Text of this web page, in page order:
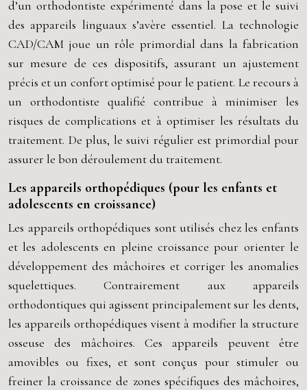
d’un orthodontiste expérimenté dans la pose et le suivi
des appareils linguaux s’avère essentiel. La technologie
CAD/CAM joue un rôle primordial dans la fabrication
sur mesure de ces dispositifs, assurant un ajustement
précis et un confort optimisé pour le patient. Le recours à
un orthodontiste qualifié contribue à minimiser les
risques de complications et à optimiser les résultats du
traitement. De plus, le suivi régulier est primordial pour
assurer le bon déroulement du traitement.
Les appareils orthopédiques (pour les enfants et
adolescents en croissance)
Les appareils orthopédiques sont utilisés chez les enfants
et les adolescents en pleine croissance pour orienter le
développement des mâchoires et corriger les anomalies
squelettiques. Contrairement aux appareils
orthodontiques qui agissent principalement sur les dents,
les appareils orthopédiques visent à modifier la structure
osseuse des mâchoires. Ces appareils peuvent être
amovibles ou fixes, et sont conçus pour stimuler ou
freiner la croissance de zones spécifiques des mâchoires,